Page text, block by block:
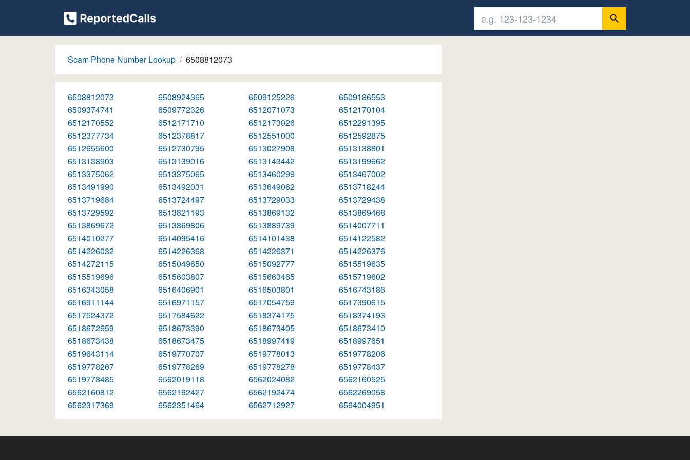
Scam Phone Number Lookup 6508812073
6508812073 6508924365 6509125226
6509186553
6509374741
6509772326 6512071073
6512170104
6512170552
6512171710 6512173026
6512291395
6512377734
6512378817 6512551000
6512592875
6512655600
6512730795 6513027908
6513138801
6513138903
6513139016 6513143442
6513199662
6513375062
6513375065 6513460299
6513467002
6513491990
6513492031 6513649062
6513718244
6513719684
6513724497 6513729033
6513729438
6513729592
6513821193 6513869132
6513869468
6513869672
6513869806 6513889739
6514007711
6514010277
6514095416 6514101438
6514122582
6514226032
6514226368 6514226371
6514226376
6514272115
6515049650 6515092777
6515519635
6515519696
6515603807 6515663465
6515719602
6516343058
6516406901 6516503801
6516743186
6516911144
6516971157 6517054759
6517390615
6517524372
6517584622 6518374175
6518374193
6518672659
6518673390 6518673405
6518673410
6518673438
6518673475 6518997419
6518997651
6519643114
6519770707 6519778013
6519778206
6519778267
6519778269 6519778278
6519778437
6519778485
6562019118 6562024082
6562160525
6562160812
6562192427 6562192474
6562269058
6562317369
6562351464 6562712927 6564004951